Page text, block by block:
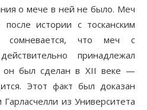
о мече в ней не было. Меч
истории с тосканским
что меч с
принадлежал
был сделан в XII веке —
Этот факт был доказан
из Университета